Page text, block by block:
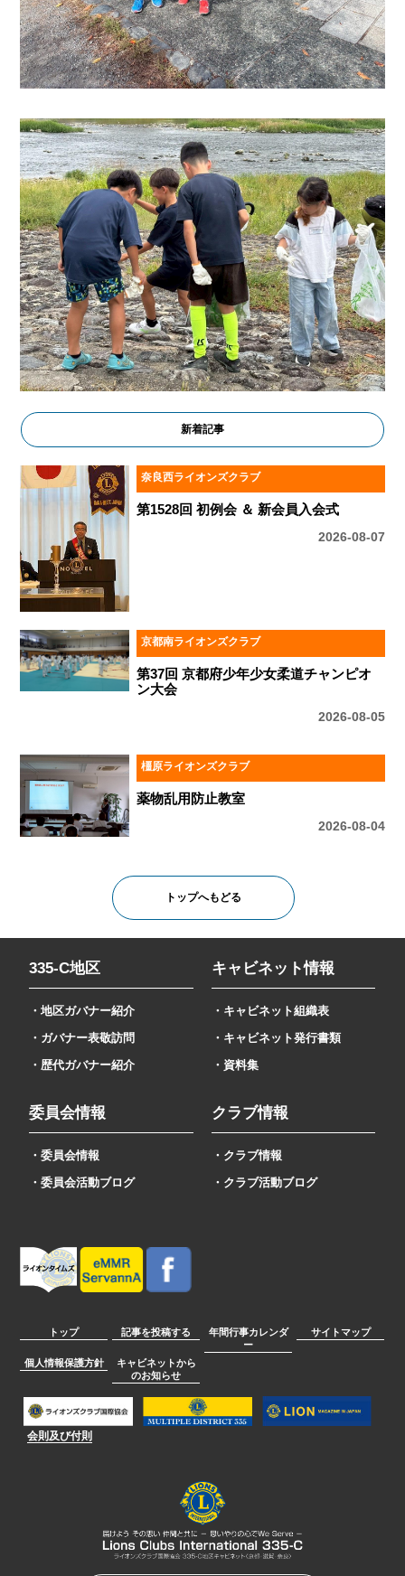
新着記事
奈良西ライオンズクラブ
第1528回 初例会 ＆ 新会員入会式
2026-08-07
京都南ライオンズクラブ
第37回 京都府少年少女柔道チャンピオ
ン大会
2026-08-05
橿原ライオンズクラブ
薬物乱用防止教室
2026-08-04
トップへもどる
335-C地区
・地区ガバナー紹介
・ガバナー表敬訪問
・歴代ガバナー紹介
キャビネット情報
・キャビネット組織表
・キャビネット発行書類
・資料集
委員会情報
・委員会情報
・委員会活動ブログ
クラブ情報
・クラブ情報
・クラブ活動ブログ
トップ 記事を投稿する
年間行事カレンダ
ー
サイトマップ
個人情報保護方針
キャビネットから
のお知らせ
会則及び付則